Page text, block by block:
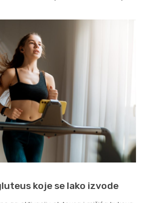
koje se lako izvode